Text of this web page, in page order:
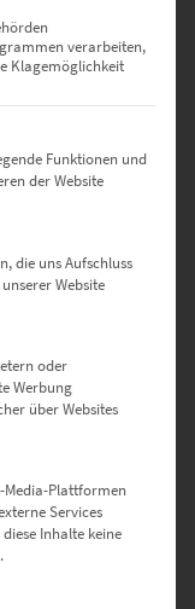
Bridge
verarbeiten,
Klagemöglichkeit
die eine Einwilligung
Funktionen und
der Website
die uns Aufschluss
Website
oder
Werbung
über Websites
Plattformen
Services
Inhalte keine